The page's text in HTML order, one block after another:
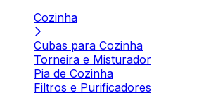
Cozinha
Cubas para Cozinha
Torneira e Misturador
Pia de Cozinha
Filtros e Purificadores